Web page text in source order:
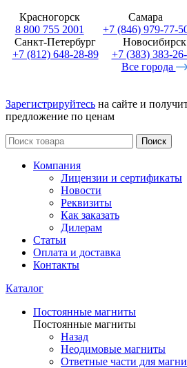
Красногорск
8 800 755 2001
Самара
+7 (846) 979-77-
Санкт-Петербург
+7 (812) 648-28-89
Новосибирск
+7 (383) 383-
Все города
Зарегистрируйтесь на сайте и
предложение по ценам
Поиск
Компания
Лицензии и сертификаты
Новости
Реквизиты
Как заказать
Дилерам
Статьи
Оплата и доставка
Контакты
Каталог
Постоянные магниты
Постоянные магниты
Назад
Неодимовые магниты
Ответные части для